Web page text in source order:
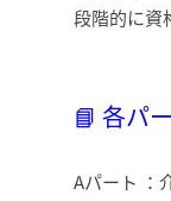
段階的に資
📘 各パ
Aパート ：